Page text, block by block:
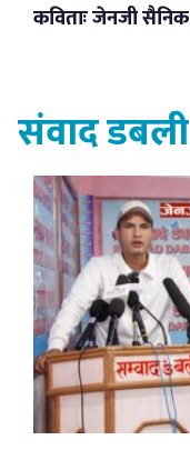
कविताः जेनजी सैनिक
संवाद डबली